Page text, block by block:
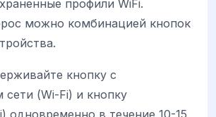
профили WiFi.
можно комбинацией кнопок
кнопку с
сети (Wi-Fi) и кнопку
одновременно в течение 10-15